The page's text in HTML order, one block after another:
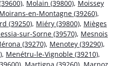
, Molain (39800), Moissey
Moirans-en-Montagne (39260),
(39250), Miéry (39800), Mièges
sur-Sorne (39570), Mesnois
(39270), Menotey (39290),
, Menétru-le-Vignoble (39210),